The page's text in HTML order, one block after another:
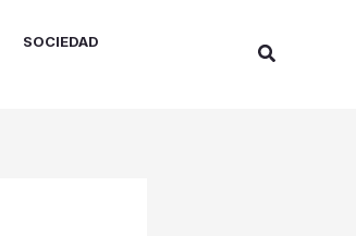
SOCIEDAD
Buscar